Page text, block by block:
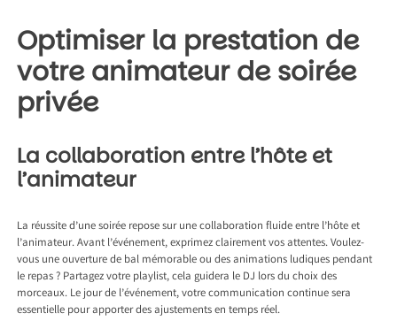
Optimiser la prestation de
votre animateur de soirée
privée
La collaboration entre l’hôte et
l’animateur
La réussite d’une soirée repose sur une collaboration fluide entre l’hôte et
l’animateur. Avant l’événement, exprimez clairement vos attentes. Voulez-
vous une ouverture de bal mémorable ou des animations ludiques pendant
le repas ? Partagez votre playlist, cela guidera le DJ lors du choix des
morceaux. Le jour de l’événement, votre communication continue sera
essentielle pour apporter des ajustements en temps réel.